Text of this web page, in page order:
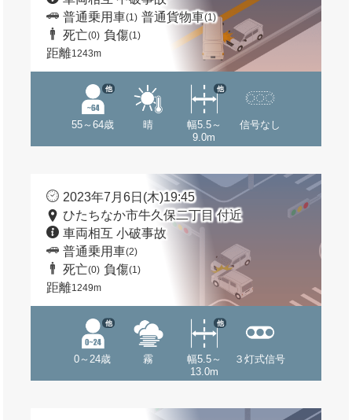
普通乗用車(1) 普通貨物車(1)
死亡(0) 負傷(1)
距離1243m
55～64歳
他
晴
幅5.5～
9.0m
他
信号なし
2023年7月6日(木)19:45
ひたちなか市牛久保二丁目 付近
車両相互 小破事故
普通乗用車(2)
死亡(0) 負傷(1)
距離1249m
0～24歳
他
霧
幅5.5～
13.0m
他
３灯式信号